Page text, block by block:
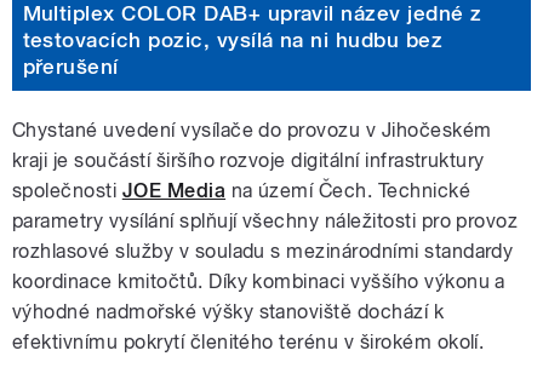
Multiplex COLOR DAB+ upravil název jedné z
testovacích pozic, vysílá na ni hudbu bez
přerušení
Chystané uvedení vysílače do provozu v Jihočeském
kraji je součástí širšího rozvoje digitální infrastruktury
společnosti JOE Media na území Čech. Technické
parametry vysílání splňují všechny náležitosti pro provoz
rozhlasové služby v souladu s mezinárodními standardy
koordinace kmitočtů. Díky kombinaci vyššího výkonu a
výhodné nadmořské výšky stanoviště dochází k
efektivnímu pokrytí členitého terénu v širokém okolí.